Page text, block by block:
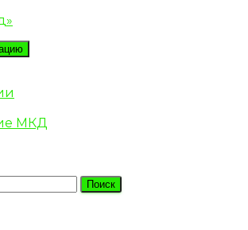
МКД